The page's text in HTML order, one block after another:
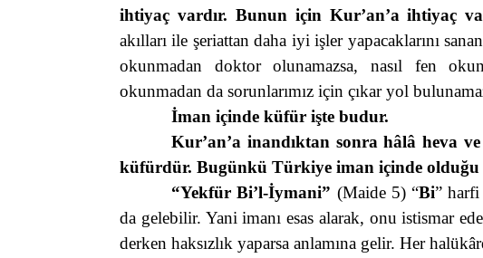
ihtiyaç vardır. Bunun için Kur’an’a ihtiyaç
akılları ile şeriattan daha iyi işler yapacaklarını
okunmadan doktor olunamazsa, nasıl fen
okunmadan da sorunlarımız için çıkar yol
İman içinde küfür işte budur.
Kur’an’a inandıktan sonra hâlâ heva
küfürdür. Bugünkü Türkiye iman içinde
“Yekfür Bi’l-İymani” (Maide 5) “Bi” harfi
da gelebilir. Yani imanı esas alarak, onu istismar
derken haksızlık yaparsa anlamına gelir. Her